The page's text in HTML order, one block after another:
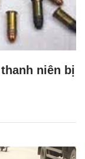
niên bị